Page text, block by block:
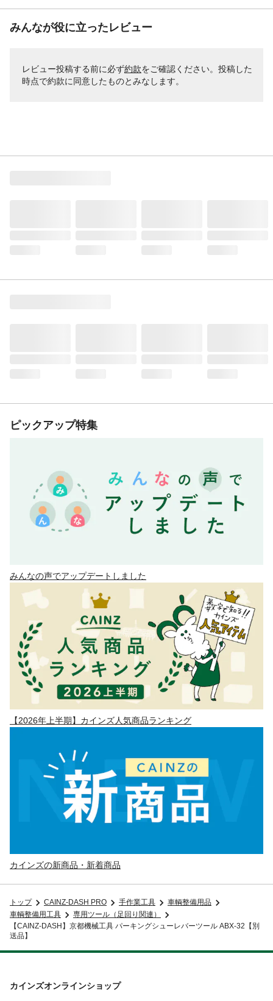
みんなが役に立ったレビュー
レビュー投稿する前に必ず約款をご確認ください。投稿した
時点で約款に同意したものとみなします。
ピックアップ特集
みんなの声でアップデートしました
【2026年上半期】カインズ人気商品ランキング
カインズの新商品・新着商品
トップ CAINZ-DASH PRO 手作業工具
車輌整備用品
車輌整備用工具
専用ツール（足回り関連）
【CAINZ-DASH】京都機械工具 パーキングシューレバーツール ABX-32【別
送品】
カインズオンラインショップ